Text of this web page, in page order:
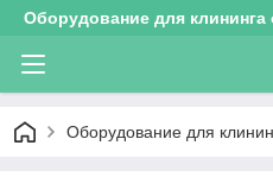
Оборудование для клининга
Оборудование для